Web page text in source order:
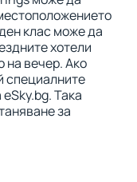
клас може да
хотели
на вечер. Ако
специалните
Така
за